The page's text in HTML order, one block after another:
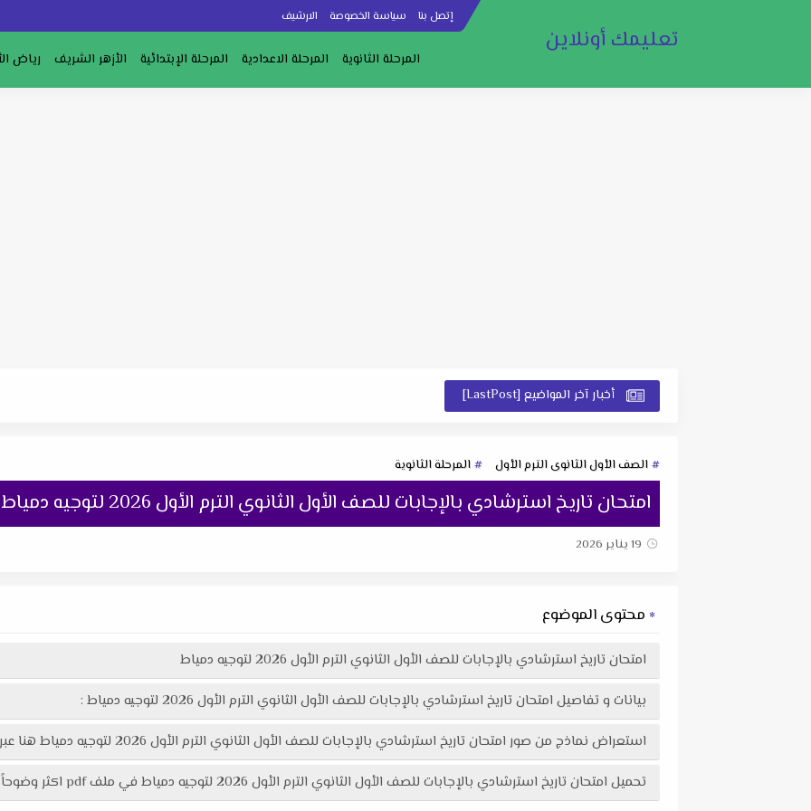
إتصل بنا سياسة الخصوصة الارشيف
تعليمك أونلاين
المرحلة الثانوية المرحلة الاعدادية المرحلة الإبتدائية الأزهر الشريف رياض
أخبار آخر المواضيع [LastPost]
الصف الأول الثانوى الترم الأول المرحلة الثانوية
امتحان تاريخ استرشادي بالإجابات للصف الأول الثانوي الترم الأول 2026 لتوجيه دمياط
19 يناير 2026
محتوى الموضوع
امتحان تاريخ استرشادي بالإجابات للصف الأول الثانوي الترم الأول 2026 لتوجيه دمياط
بيانات و تفاصيل امتحان تاريخ استرشادي بالإجابات للصف الأول الثانوي الترم الأول 2026 لتوجيه دمياط :
استعراض نماذج من صور امتحان تاريخ استرشادي بالإجابات للصف الأول الثانوي الترم الأول 2026 لتوجيه دمياط هنا عبر موقعنا "تعليمك أونلاين"
تحميل امتحان تاريخ استرشادي بالإجابات للصف الأول الثانوي الترم الأول 2026 لتوجيه دمياط في ملف pdf اكثر وضوحاً جاهز للطباعة عبر الرابط التالي :